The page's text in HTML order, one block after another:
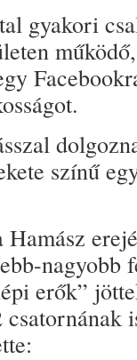
gyakori
színű
nagyobb
erők”